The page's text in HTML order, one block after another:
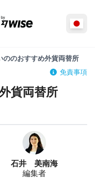
ののおすすめ外貨両替所
免責事項
貨両替所
石井 美南海
編集者